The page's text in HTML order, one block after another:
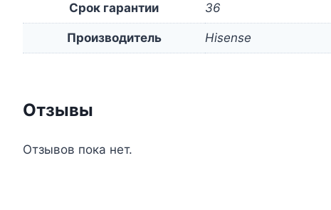
Срок гарантии 36
Производитель Hisense
Отзывы
Отзывов пока нет.